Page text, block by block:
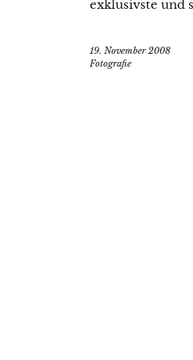
exklusivste und
19. November 2008
Fotografie